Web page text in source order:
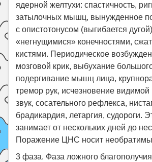
ядерной желтухи: спастичность,
затылочных мышц, вынужденное
с опистотонусом (выгибается
«негнущимися» конечностями,
кистями. Периодическое
мозговой крик, выбухание
подергивание мышц лица,
тремор рук, исчезновение видимой
звук, сосательного рефлекса,
брадикардия, летаргия, судороги.
занимает от нескольких дней до
Поражение ЦНС носит
3 фаза. Фаза ложного